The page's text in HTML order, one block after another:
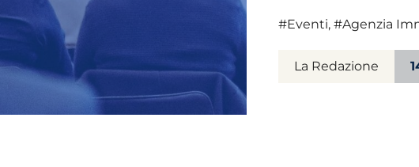
#Eventi, #Agenzia
La Redazione